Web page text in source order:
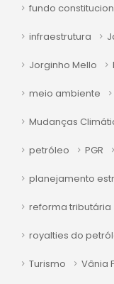
fundo
infraestrutura
Jorginho Mello
meio ambiente
Mudanças
petróleo PGR
planejamento
reforma tributária
royalties do
Turismo Vânia